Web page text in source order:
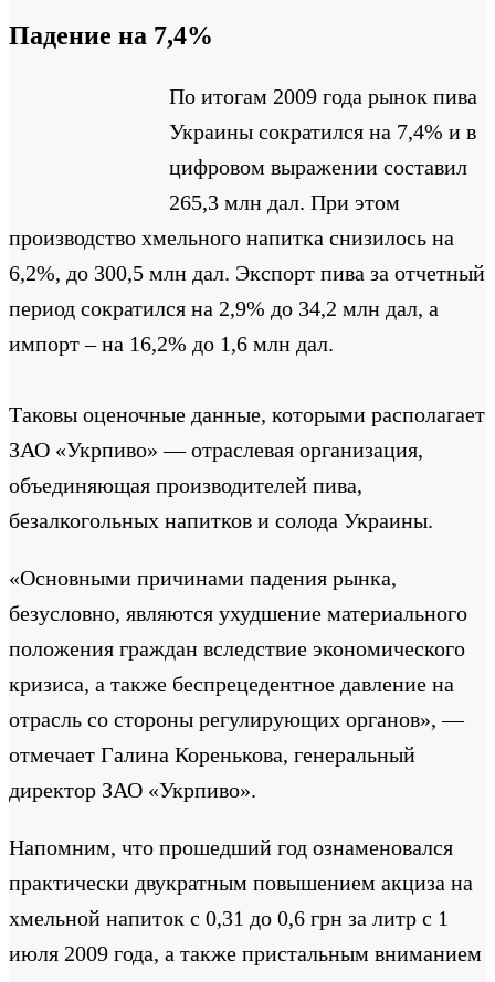
Падение на 7,4%
По итогам 2009 года рынок пива
Украины сократился на 7,4% и в
цифровом выражении составил
265,3 млн дал. При этом
производство хмельного напитка снизилось на
6,2%, до 300,5 млн дал. Экспорт пива за отчетный
период сократился на 2,9% до 34,2 млн дал, а
импорт – на 16,2% до 1,6 млн дал.
Таковы оценочные данные, которыми располагает
ЗАО «Укрпиво» — отраслевая организация,
объединяющая производителей пива,
безалкогольных напитков и солода Украины.
«Основными причинами падения рынка,
безусловно, являются ухудшение материального
положения граждан вследствие экономического
кризиса, а также беспрецедентное давление на
отрасль со стороны регулирующих органов», —
отмечает Галина Коренькова, генеральный
директор ЗАО «Укрпиво».
Напомним, что прошедший год ознаменовался
практически двукратным повышением акциза на
хмельной напиток с 0,31 до 0,6 грн за литр с 1
июля 2009 года, а также пристальным вниманием